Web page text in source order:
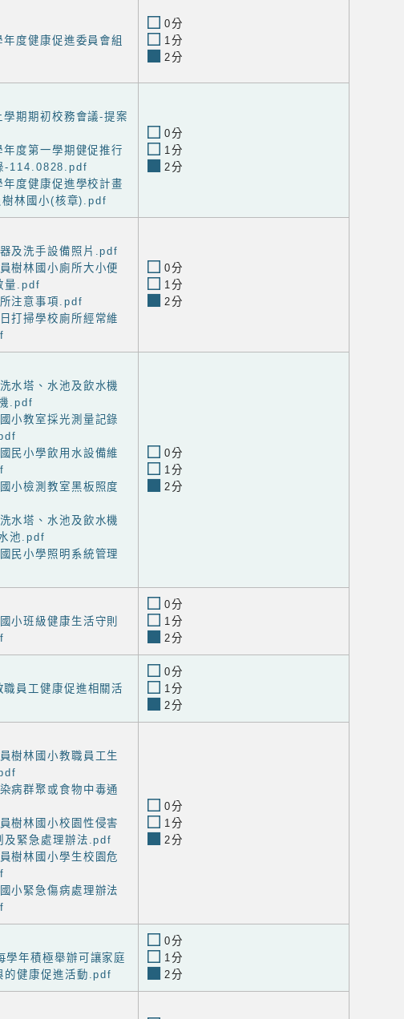
度健康促進委員會組
0分
1分
2分
期期初校務會議-提案
度第一學期健促推行
-114.0828.pdf
度健康促進學校計畫
林國小(核章).pdf
0分
1分
2分
及洗手設備照片.pdf
樹林國小廁所大小便
量.pdf
注意事項.pdf
打掃學校廁所經常維
0分
1分
2分
水塔、水池及飲水機
.pdf
小教室採光測量記錄
民小學飲用水設備維
小檢測教室黑板照度
水塔、水池及飲水機
池.pdf
民小學照明系統管理
0分
1分
2分
小班級健康生活守則
0分
1分
2分
員工健康促進相關活
0分
1分
2分
樹林國小教職員工生
病群聚或食物中毒通
樹林國小校園性侵害
及緊急處理辦法.pdf
樹林國小學生校園危
小緊急傷病處理辦法
0分
1分
2分
學年積極舉辦可讓家庭
的健康促進活動.pdf
0分
1分
2分